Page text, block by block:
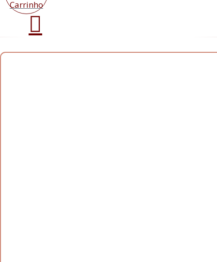
Carrinho